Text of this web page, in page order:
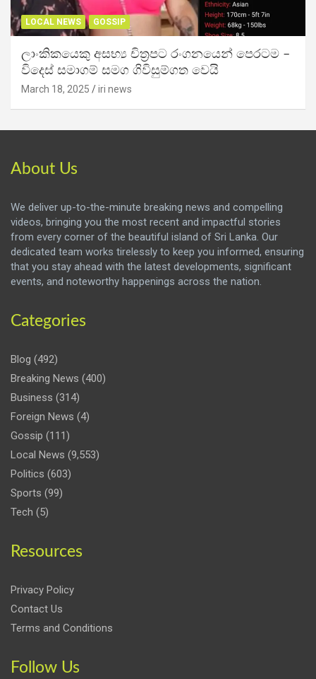
LOCAL NEWS GOSSIP
ලාංකිකයෙකු අසභ්‍ය චිත්‍රපට රංගනයෙන් පෙරටම –
විදෙස් සමාගම් සමග ගිවිසුම්ගත වෙයි
March 18, 2025 iri news
About Us
We deliver up-to-the-minute breaking news and compelling
videos, bringing you the most recent and impactful stories
from every corner of the beautiful island of Sri Lanka. Our
dedicated team works tirelessly to keep you informed, ensuring
that you stay ahead with the latest developments, significant
events, and noteworthy happenings across the nation.
Categories
Blog (492)
Breaking News (400)
Business (314)
Foreign News (4)
Gossip (111)
Local News (9,553)
Politics (603)
Sports (99)
Tech (5)
Resources
Privacy Policy
Contact Us
Terms and Conditions
Follow Us